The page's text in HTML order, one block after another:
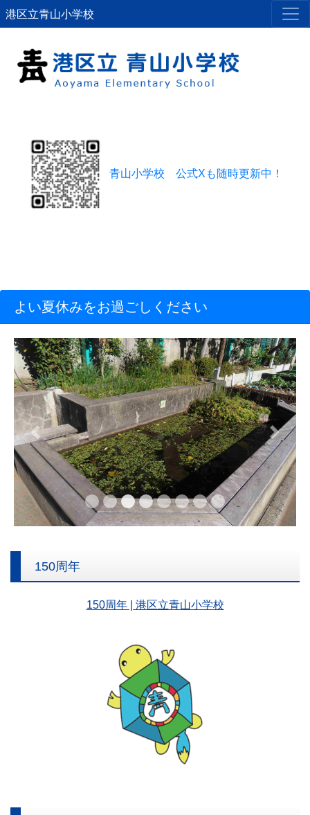
港区立青山小学校
青山小学校 公式Xも随時更新中！
よい夏休みをお過ごしください
Previous Next
150周年
150周年 | 港区立青山小学校